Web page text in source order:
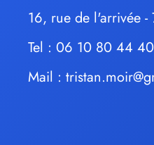
16, rue de l'arrivée -
Tel : 06 10 80 44 40
Mail :